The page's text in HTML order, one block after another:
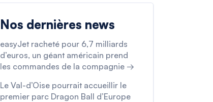
Nos dernières news
easyJet racheté pour 6,7 milliards
d’euros, un géant américain prend
les commandes de la compagnie →
Le Val-d’Oise pourrait accueillir le
premier parc Dragon Ball d’Europe